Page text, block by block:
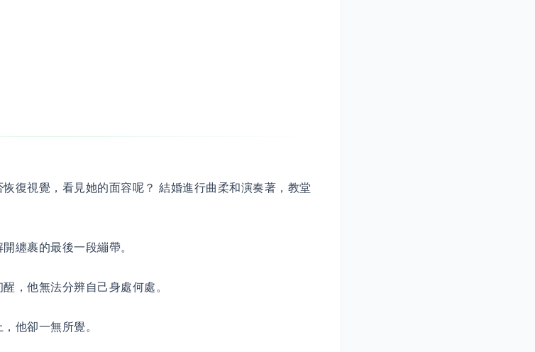
復視覺，看見她的面容呢？ 結婚進行曲柔和演奏著，教堂
纏裹的最後一段繃帶。
，他無法分辨自己身處何處。
他卻一無所覺。